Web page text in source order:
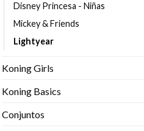
Disney Princesa - Niñas
Mickey & Friends
Lightyear
Koning Girls
Koning Basics
Conjuntos